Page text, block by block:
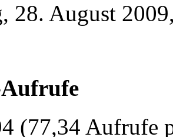
28. August
(77,34 Aufrufe